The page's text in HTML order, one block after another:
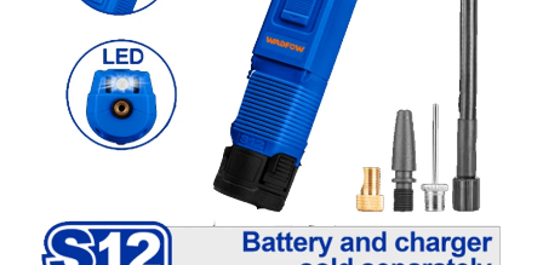
Tecnología
Deportes
Camping